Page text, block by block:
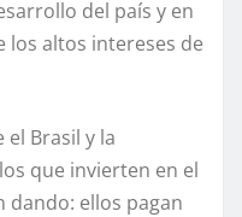
del país y en
los altos intereses de
Brasil y la
que invierten en el
dando: ellos pagan